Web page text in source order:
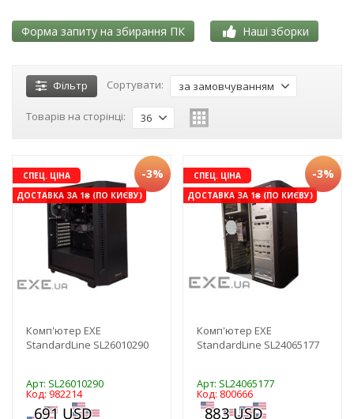
Форма запиту на збирання ПК Наші зборки
Фільтр Сортувати: за замовчуванням
Товарів на сторінці: 36
СПЕЦ. ЦІНА
ДОСТАВКА ЗА 1₴ (ПО КИЄВУ)
-3%
Комп'ютер EXE
StandardLine SL26010290
Арт: SL26010290
Код: 982214
СПЕЦ. ЦІНА
ДОСТАВКА ЗА 1₴ (ПО КИЄВУ)
-3%
Комп'ютер EXE
StandardLine SL24065177
Арт: SL24065177
Код: 800666